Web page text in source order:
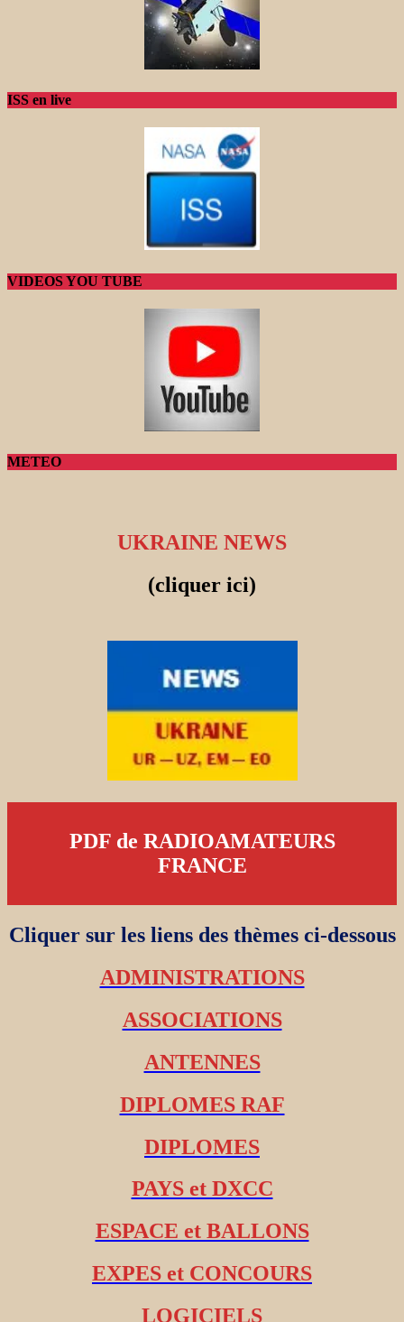
ISS en live
VIDEOS YOU TUBE
METEO
UKRAINE NEWS
(cliquer ici)
PDF de RADIOAMATEURS
FRANCE
Cliquer sur les liens des thèmes ci-dessous
ADMINISTRATIONS
ASSOCIATIONS
ANTENNES
DIPLOMES RAF
DIPLOMES
PAYS et DXCC
ESPACE et BALLONS
EXPES et CONCOURS
LOGICIELS